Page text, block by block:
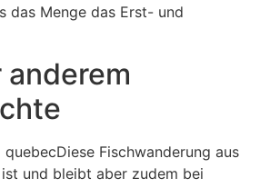
das Menge das Erst- und
Diese Fischwanderung aus
und bleibt aber zudem bei